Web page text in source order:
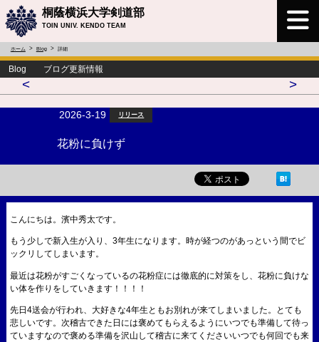
桐蔭横浜大学剣道部
TOIN UNIV. KENDO TEAM
ホーム Blog 詳細
Blog ブログ更新情報
< >
2026-3-19 リリース
花粉に負けず
こんにちは。濱中秀太です。
もう少しで新入生が入り、3年生になります。時が経つのがあっという間でビ
ックリしてしまいます。
最近は花粉がすごくなっているの花粉症には徹底的に対策をし、花粉に負けな
い体を作りをしていきます！！！！
先日4送会が行われ、大好きな4年生ともお別れが来てしまいました。とても
悲しいです。次稽古できた日には褒めてもらえるようにいつでも準備して待っ
ていますなので褒める準備を沢山して稽古に来てくださいいつでも何回でも来